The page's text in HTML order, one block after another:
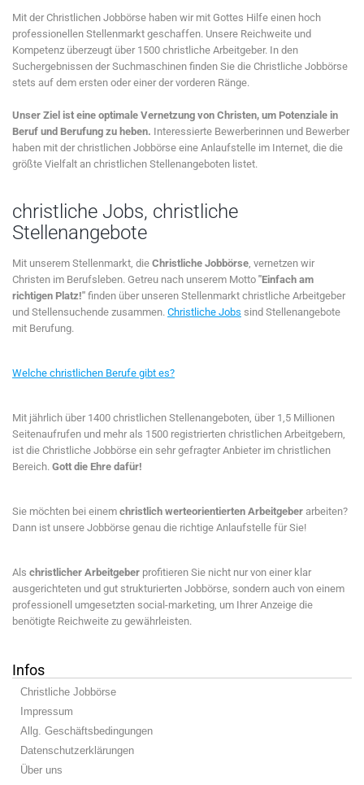
Mit der Christlichen Jobbörse haben wir mit Gottes Hilfe einen hoch
professionellen Stellenmarkt geschaffen. Unsere Reichweite und
Kompetenz überzeugt über 1500 christliche Arbeitgeber. In den
Suchergebnissen der Suchmaschinen finden Sie die Christliche Jobbörse
stets auf dem ersten oder einer der vorderen Ränge.
Unser Ziel ist eine optimale Vernetzung von Christen, um Potenziale in
Beruf und Berufung zu heben. Interessierte Bewerberinnen und Bewerber
haben mit der christlichen Jobbörse eine Anlaufstelle im Internet, die die
größte Vielfalt an christlichen Stellenangeboten listet.
christliche Jobs, christliche
Stellenangebote
Mit unserem Stellenmarkt, die Christliche Jobbörse, vernetzen wir
Christen im Berufsleben. Getreu nach unserem Motto "Einfach am
richtigen Platz!" finden über unseren Stellenmarkt christliche Arbeitgeber
und Stellensuchende zusammen. Christliche Jobs sind Stellenangebote
mit Berufung.
Welche christlichen Berufe gibt es?
Mit jährlich über 1400 christlichen Stellenangeboten, über 1,5 Millionen
Seitenaufrufen und mehr als 1500 registrierten christlichen Arbeitgebern,
ist die Christliche Jobbörse ein sehr gefragter Anbieter im christlichen
Bereich. Gott die Ehre dafür!
Sie möchten bei einem christlich werteorientierten Arbeitgeber arbeiten?
Dann ist unsere Jobbörse genau die richtige Anlaufstelle für Sie!
Als christlicher Arbeitgeber profitieren Sie nicht nur von einer klar
ausgerichteten und gut strukturierten Jobbörse, sondern auch von einem
professionell umgesetzten social-marketing, um Ihrer Anzeige die
benötigte Reichweite zu gewährleisten.
Infos
Christliche Jobbörse
Impressum
Allg. Geschäftsbedingungen
Datenschutzerklärungen
Über uns